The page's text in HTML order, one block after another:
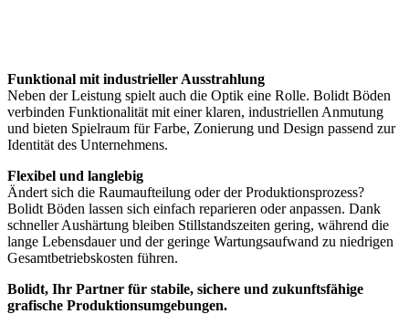
Funktional mit industrieller Ausstrahlung
Neben der Leistung spielt auch die Optik eine Rolle. Bolidt Böden
verbinden Funktionalität mit einer klaren, industriellen Anmutung
und bieten Spielraum für Farbe, Zonierung und Design passend zur
Identität des Unternehmens.
Flexibel und langlebig
Ändert sich die Raumaufteilung oder der Produktionsprozess?
Bolidt Böden lassen sich einfach reparieren oder anpassen. Dank
schneller Aushärtung bleiben Stillstandszeiten gering, während die
lange Lebensdauer und der geringe Wartungsaufwand zu niedrigen
Gesamtbetriebskosten führen.
Bolidt, Ihr Partner für stabile, sichere und zukunftsfähige
grafische Produktionsumgebungen.